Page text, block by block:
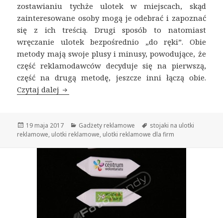
zostawianiu tychże ulotek w miejscach, skąd
zainteresowane osoby mogą je odebrać i zapoznać
się z ich treścią. Drugi sposób to natomiast
wręczanie ulotek bezpośrednio „do ręki”. Obie
metody mają swoje plusy i minusy, powodujące, że
część reklamodawców decyduje się na pierwszą,
część na drugą metodę, jeszcze inni łączą obie.
Czytaj dalej Ulotki reklamowe – dystrybucja pośrednia
Opublikowano
19 maja 2017 Kategorie
Gadżety reklamowe Tagi
stojaki na ulotki
reklamowe, ulotki reklamowe, ulotki reklamowe dla firm